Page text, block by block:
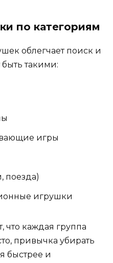
по категориям
облегчает поиск и
быть такими:
игры
поезда)
игрушки
что каждая группа
привычка убирать
быстрее и